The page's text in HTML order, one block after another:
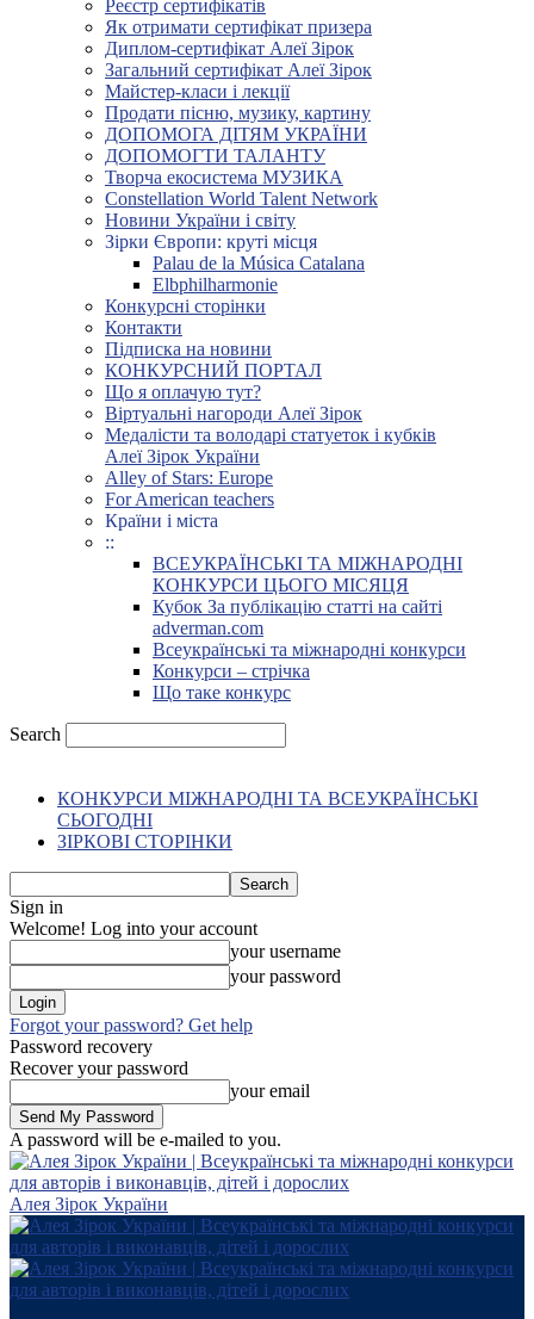
Реєстр сертифікатів
Як отримати сертифікат призера
Диплом-сертифікат Алеї Зірок
Загальний сертифікат Алеї Зірок
Майстер-класи і лекції
Продати пісню, музику, картину
ДОПОМОГА ДІТЯМ УКРАЇНИ
ДОПОМОГТИ ТАЛАНТУ
Творча екосистема МУЗИКА
Constellation World Talent Network
Новини України і світу
Зірки Європи: круті місця
Palau de la Música Catalana
Elbphilharmonie
Конкурсні сторінки
Контакти
Підписка на новини
КОНКУРСНИЙ ПОРТАЛ
Що я оплачую тут?
Віртуальні нагороди Алеї Зірок
Медалісти та володарі статуеток і кубків
Алеї Зірок України
Alley of Stars: Europe
For American teachers
Країни і міста
::
ВСЕУКРАЇНСЬКІ ТА МІЖНАРОДНІ
КОНКУРСИ ЦЬОГО МІСЯЦЯ
Кубок За публікацію статті на сайті
adverman.com
Всеукраїнські та міжнародні конкурси
Конкурси – стрічка
Що таке конкурс
Search
КОНКУРСИ МІЖНАРОДНІ ТА ВСЕУКРАЇНСЬКІ
СЬОГОДНІ
ЗІРКОВІ СТОРІНКИ
Sign in
Welcome! Log into your account
your username
your password
Forgot your password? Get help
Password recovery
Recover your password
your email
A password will be e-mailed to you.
Алея Зірок України